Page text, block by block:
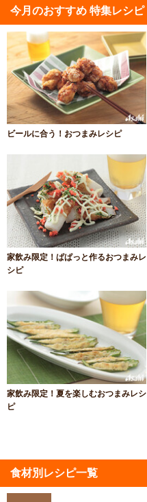
今月のおすすめ 特集レシピ
ビールに合う！おつまみレシピ
家飲み限定！ぱぱっと作るおつまみレ
シピ
家飲み限定！夏を楽しむおつまみレシ
ピ
食材別レシピ一覧